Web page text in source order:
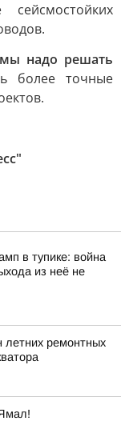
сейсмостойких
надо решать
более точные
в тупике: война
из неё не
летних ремонтных